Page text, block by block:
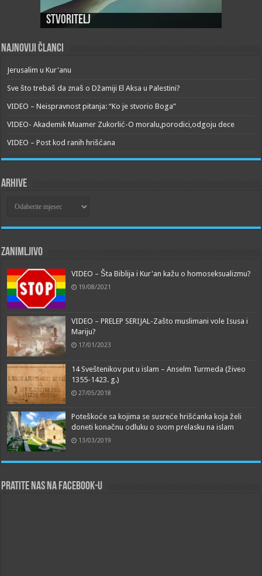
Stvoritelj
Najnoviji članci
Jerusalim u Kur'anu
Sve što trebaš da znaš o Džamiji El Aksa u Palestini?
VIDEO – Neispravnost pitanja: “Ko je stvorio Boga”
VIDEO- Akademik Muamer Zukorlić-O moralu,porodici,odgoju dece
VIDEO – Post kod ranih hrišćana
Arhive
Zanimljivo
VIDEO – Šta Biblija i Kur'an kažu o homoseksualizmu?
19/08/2021
VIDEO – PRELEP SERIJAL-Zašto muslimani vole Isusa i
Mariju?
17/01/2023
14 Sveštenikov put u islam – Anselm Turmeda (živeo
1355-1423. g.)
27/05/2018
Poteškoće sa kojima se susreće hrišćanka koja želi
doneti konačnu odluku o svom prelasku na islam
13/03/2019
Pratite nas na Facebook-u